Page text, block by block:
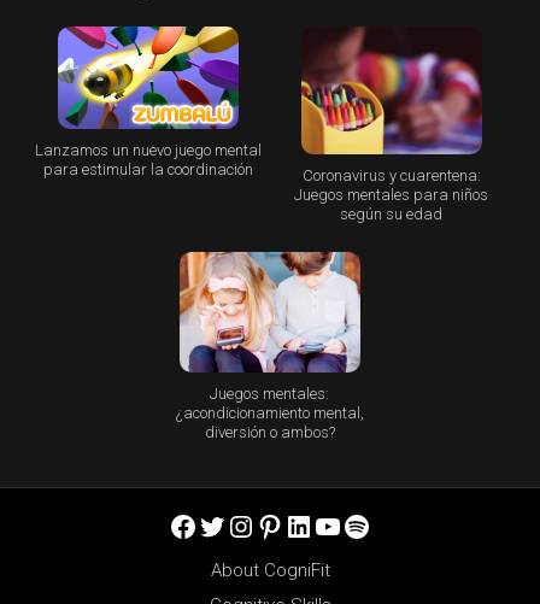
Lanzamos un nuevo juego mental
para estimular la coordinación
Coronavirus y cuarentena:
Juegos mentales para niños
según su edad
Juegos mentales:
¿acondicionamiento mental,
diversión o ambos?
Facebook
Twitter
Instagram
Pinterest
LinkedIn
YouTube
Spotify
About CogniFit